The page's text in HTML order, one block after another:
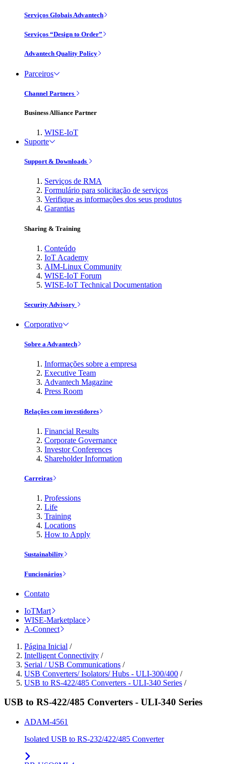
Serviços Globais Advantech
Serviços “Design to Order”
Advantech Quality Policy
Parceiros
Channel Partners
Business Alliance Partner
WISE-IoT
Suporte
Support & Downloads
Serviços de RMA
Formulário para solicitação de serviços
Verifique as informações dos seus produtos
Garantias
Sharing & Training
Conteúdo
IoT Academy
AIM-Linux Community
WISE-IoT Forum
WISE-IoT Technical Documentation
Security Advisory
Corporativo
Sobre a Advantech
Informações sobre a empresa
Executive Team
Advantech Magazine
Press Room
Relações com investidores
Financial Results
Corporate Governance
Investor Conferences
Shareholder Information
Carreiras
Professions
Life
Training
Locations
How to Apply
Sustainability
Funcionários
Contato
IoTMart
WISE-Marketplace
A-Connect
Página Inicial /
Intelligent Connectivity /
Serial / USB Communications /
USB Converters/ Isolators/ Hubs - ULI-300/400 /
USB to RS-422/485 Converters - ULI-340 Series /
USB to RS-422/485 Converters - ULI-340 Series
ADAM-4561
Isolated USB to RS-232/422/485 Converter